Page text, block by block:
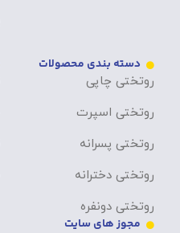
دسته بندی محصولات
روتختی چاپی
روتختی اسپرت
روتختی پسرانه
روتختی دخترانه
روتختی دونفره
مجوز های سایت